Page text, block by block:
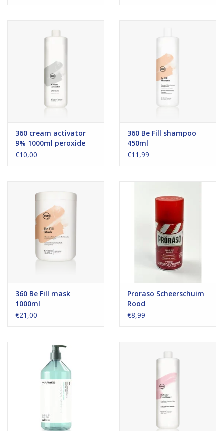
360 cream activator
9% 1000ml peroxide
€10,00
360 Be Fill shampoo
450ml
€11,99
360 Be Fill mask
1000ml
€21,00
Proraso Scheerschuim
Rood
€8,99